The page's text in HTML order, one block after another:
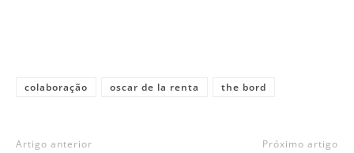
colaboração oscar de la renta the bord
Artigo anterior Próximo artigo